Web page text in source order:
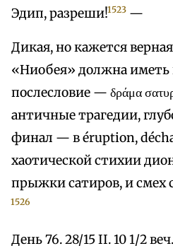
Эдип, разреши!1523 —
Дикая, но кажется
«Ниобея» должна иметь
послесловие — δράμα
античные трагедии,
финал — в éruption,
хаотической стихии
прыжки сатиров, и смех
1526
День 76. 28/15 II. 10 1/2 веч.